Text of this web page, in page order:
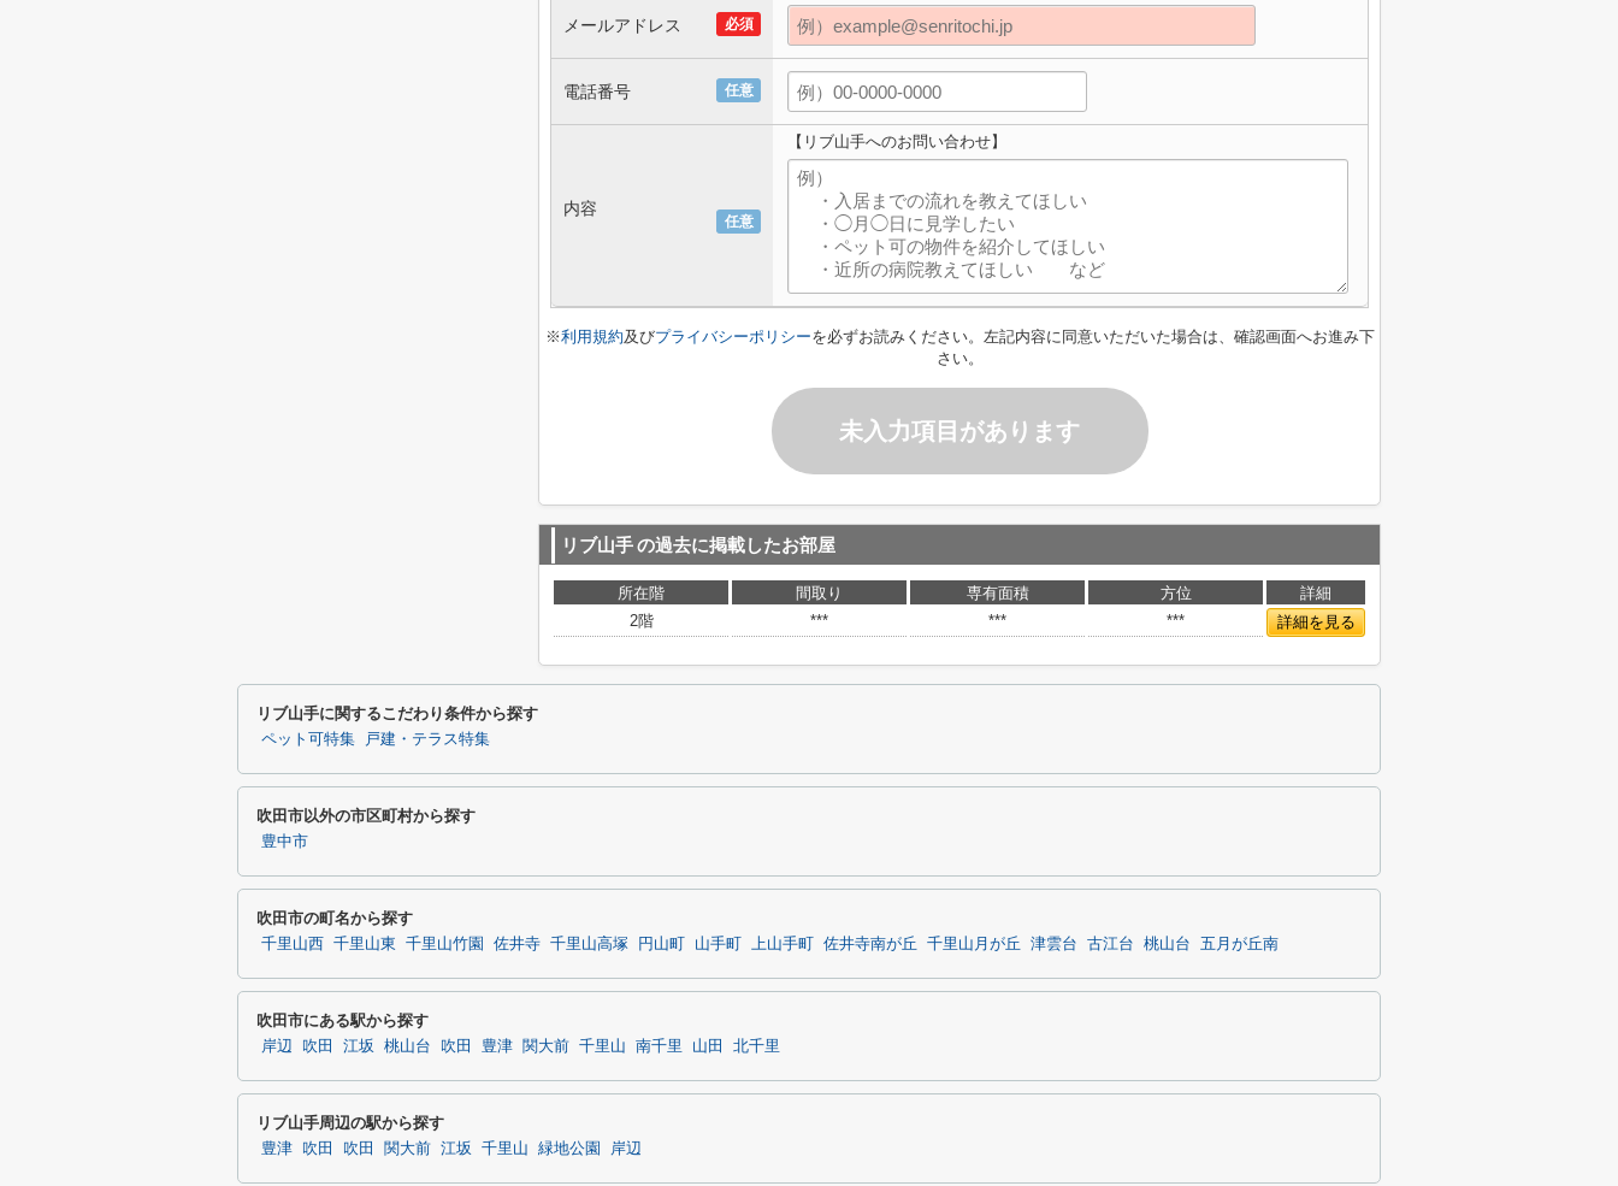
必須
メールアドレス
任意
電話番号
任意
内容
【リブ山手へのお問い合わせ】
※利用規約及びプライバシーポリシーを必ずお読みください。左記内容に同意いただいた場合は、確認画面へお進み下
さい。
未入力項目があります
リブ山手の過去に掲載したお部屋
所在階 間取り 専有面積 方位
詳細
2階
*** *** *** 詳細を見る
リブ山手に関するこだわり条件から探す
ペット可特集 戸建・テラス特集
吹田市以外の市区町村から探す
豊中市
吹田市の町名から探す
千里山西 千里山東 千里山竹園 佐井寺 千里山高塚 円山町 山手町 上山手町 佐井寺南が丘 千里山月が丘 津雲台 古江台 桃山台 五月が丘南
吹田市にある駅から探す
岸辺 吹田 江坂 桃山台 吹田 豊津 関大前 千里山 南千里 山田 北千里
リブ山手周辺の駅から探す
豊津 吹田 吹田 関大前 江坂 千里山 緑地公園 岸辺